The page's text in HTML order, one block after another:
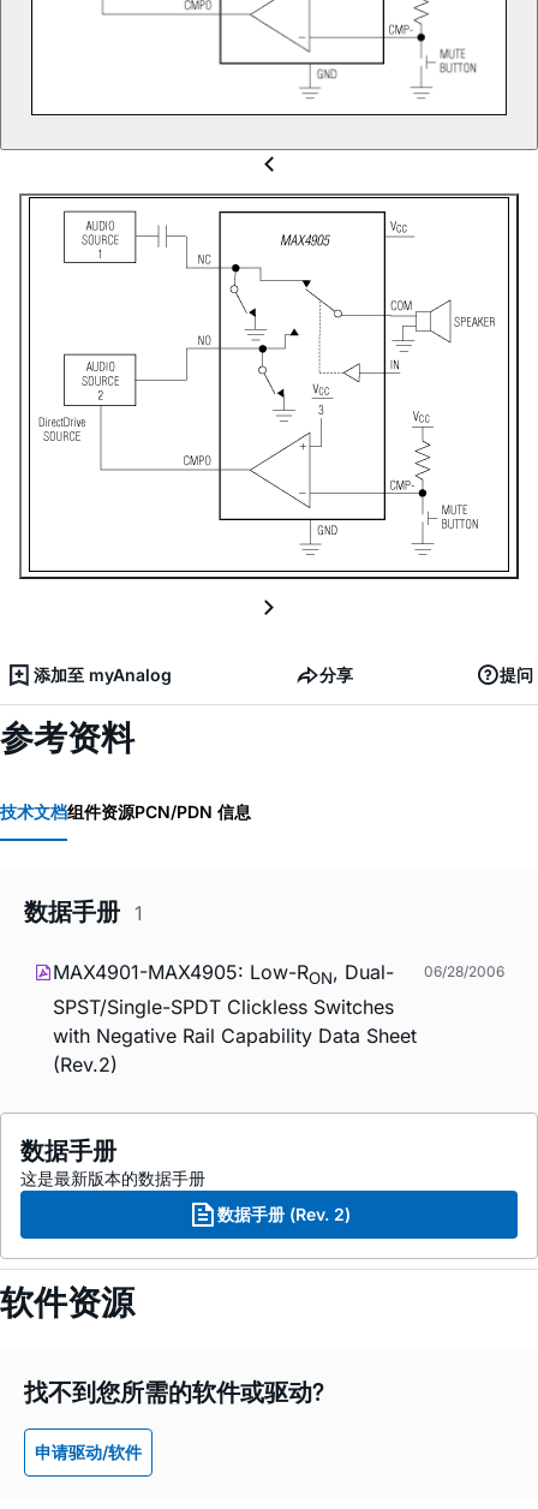
添加至 myAnalog 分享 提问
参考资料
技术文档组件资源PCN/PDN 信息
数据手册 1
MAX4901-MAX4905: Low-RON, Dual-
SPST/Single-SPDT Clickless Switches
with Negative Rail Capability Data Sheet
(Rev.2)
06/28/2006
数据手册
这是最新版本的数据手册
数据手册 (Rev. 2)
软件资源
找不到您所需的软件或驱动?
申请驱动/软件